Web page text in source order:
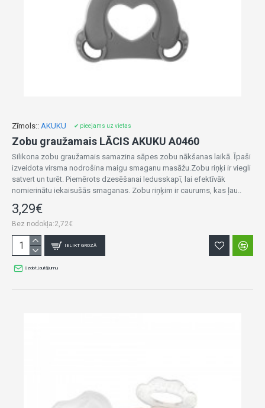
Zīmols:: AKUKU ✔ pieejams uz vietas
Zobu graužamais LĀCIS AKUKU A0460
Silikona zobu graužamais samazina sāpes zobu nākšanas laikā. Īpaši
izveidota virsma nodrošina maigu smaganu masāžu.Zobu riņķi ir viegli
satvert un turēt. Piemērots dzesēšanai ledusskapī, lai efektīvāk
nomierinātu iekaisušās smaganas. Zobu riņķim ir caurums, kas ļau..
3,29€
Bez nodokļa:2,72€
IELIKT GROZĀ
Uzdot jautājumu